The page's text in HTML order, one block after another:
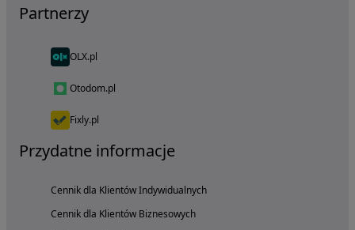
Partnerzy
OLX.pl
Otodom.pl
Fixly.pl
Przydatne informacje
Cennik dla Klientów Indywidualnych
Cennik dla Klientów Biznesowych